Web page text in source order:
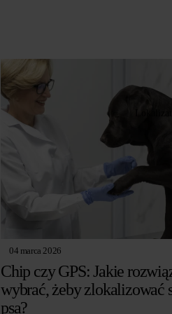
04 marca 2026
Chip czy GPS: Jakie
wybrać, żeby zlokalizować
psa?